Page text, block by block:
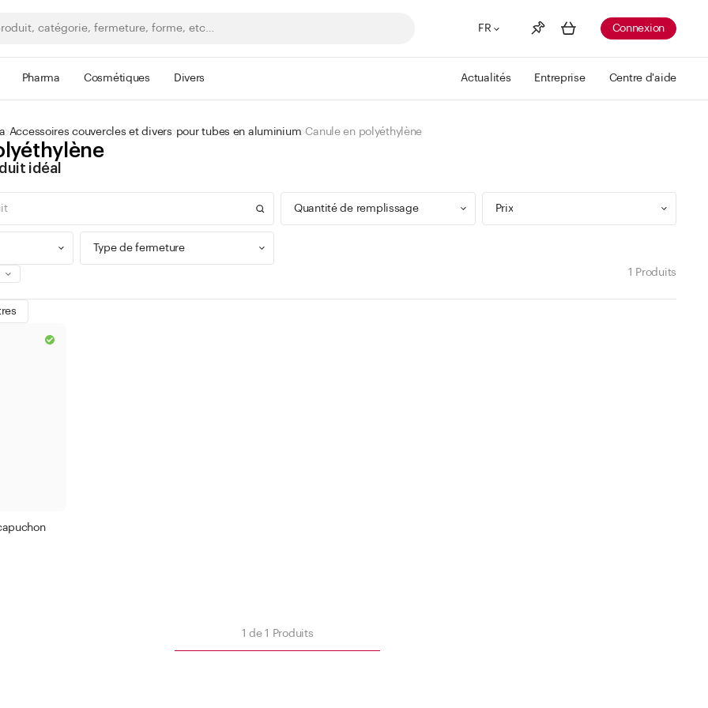
FR
Liste de souhaits Voir plus
Connexion
Pharma Cosmétiques Divers Actualités Entreprise Centre d'aide
Accessoires couvercles et divers pour tubes en aluminium Canule en polyéthylène
idéal
Quantité de remplissage
0 - 99 ml
Prix
Type de fermeture
1 Produits
1de1 Produits